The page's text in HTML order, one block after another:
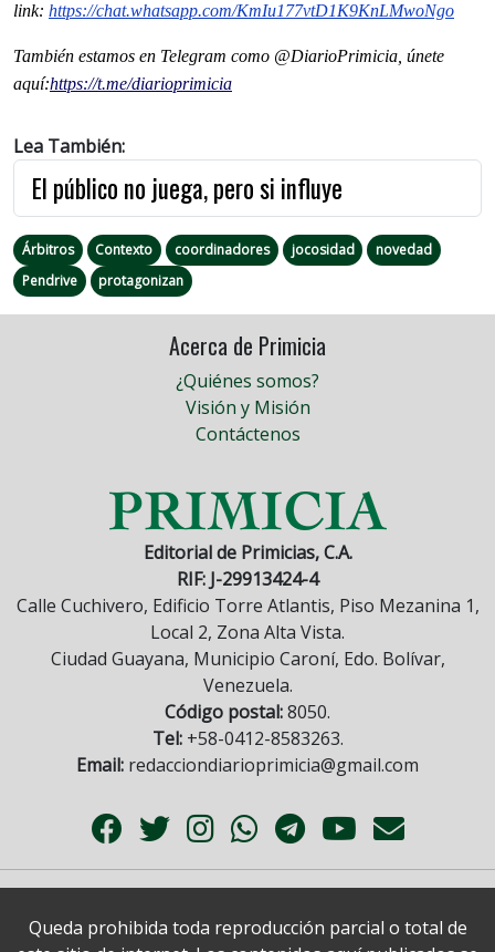
link: https://chat.whatsapp.com/KmIu177vtD1K9KnLMwoNgo
También estamos en Telegram como @DiarioPrimicia, únete
aquí:https://t.me/diarioprimicia
Lea También:
El público no juega, pero si influye
Árbitros Contexto coordinadores jocosidad
novedad
Pendrive
protagonizan
Acerca de Primicia
¿Quiénes somos?
Visión y Misión
Contáctenos
Editorial de Primicias, C.A.
RIF: J-29913424-4
Calle Cuchivero, Edificio Torre Atlantis, Piso Mezanina 1,
Local 2, Zona Alta Vista.
Ciudad Guayana, Municipio Caroní, Edo. Bolívar,
Venezuela.
Código postal:8050.
Tel:+58-0412-8583263.
Email: redacciondiarioprimicia@gmail.com
Queda prohibida toda reproducción parcial o total de